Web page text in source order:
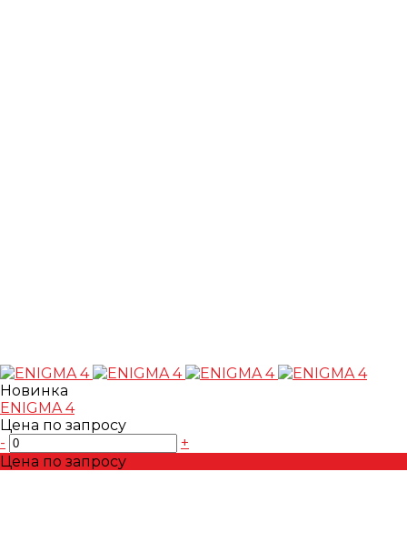
Новинка
ENIGMA 4
Цена по запросу
-
+
Цена по запросу